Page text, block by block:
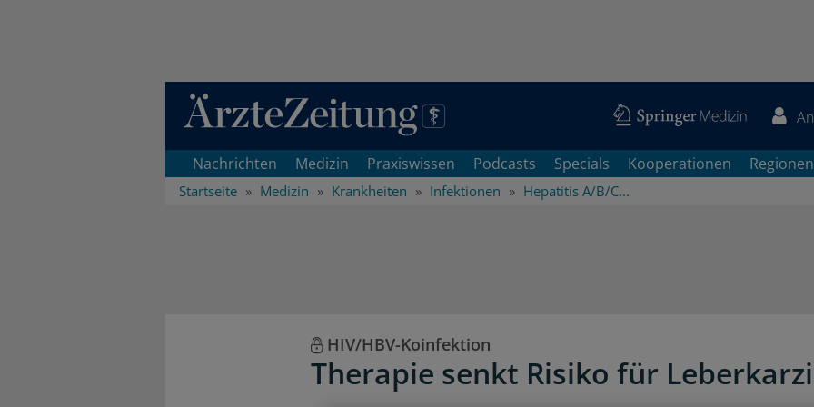
Direkt zum Inhaltsbereich
Nachrichten Medizin Praxiswissen Podcasts Specials Kooperationen Regionen
Startseite Medizin Krankheiten Infektionen Hepatitis A/B/C...
HIV/HBV-Koinfektion
Therapie senkt Risiko für